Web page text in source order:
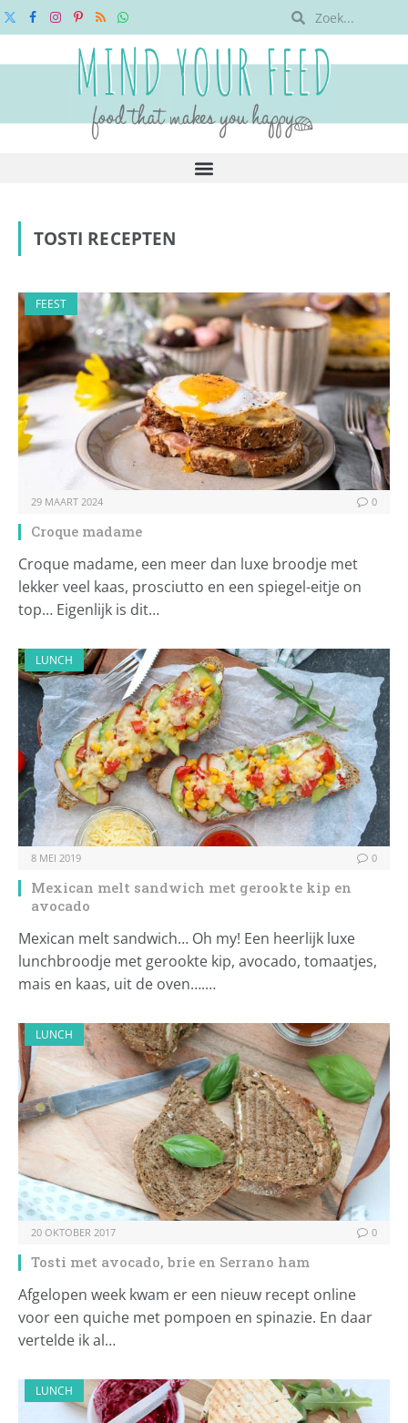
X
FacebookInstagram
Pinterest
RSSWhatsApp
TOSTI RECEPTEN
FEEST
29 MAART 2024 0
Croque madame
Croque madame, een meer dan luxe broodje met
lekker veel kaas, prosciutto en een spiegel-eitje on
top… Eigenlijk is dit…
LUNCH
8 MEI 2019 0
Mexican melt sandwich met gerookte kip en
avocado
Mexican melt sandwich… Oh my! Een heerlijk luxe
lunchbroodje met gerookte kip, avocado, tomaatjes,
mais en kaas, uit de oven….…
LUNCH
20 OKTOBER 2017 0
Tosti met avocado, brie en Serrano ham
Afgelopen week kwam er een nieuw recept online
voor een quiche met pompoen en spinazie. En daar
vertelde ik al…
LUNCH